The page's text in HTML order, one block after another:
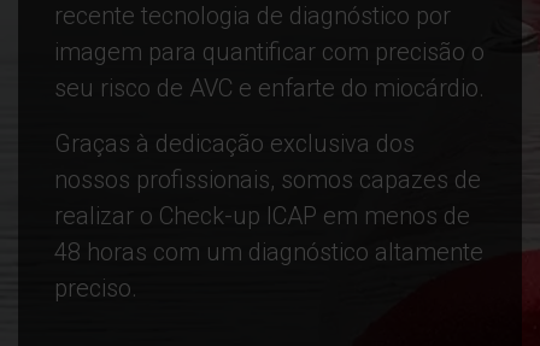
recente tecnologia de diagnóstico por
imagem para quantificar com precisão o
seu risco de AVC e enfarte do miocárdio.
Graças à dedicação exclusiva dos
nossos profissionais, somos capazes de
realizar o Check-up ICAP em menos de
48 horas com um diagnóstico altamente
preciso.